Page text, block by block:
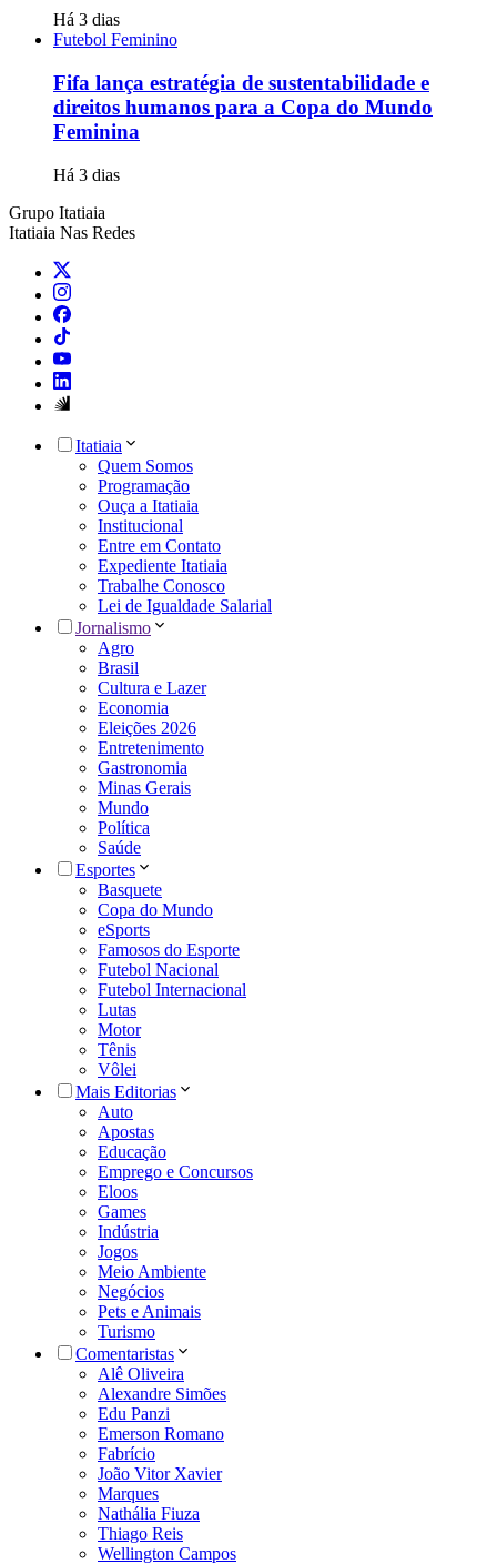
Há 3 dias
Futebol Feminino
Fifa lança estratégia de sustentabilidade e
direitos humanos para a Copa do Mundo
Feminina
Há 3 dias
Grupo Itatiaia
Itatiaia Nas Redes
Itatiaia
Quem Somos
Programação
Ouça a Itatiaia
Institucional
Entre em Contato
Expediente Itatiaia
Trabalhe Conosco
Lei de Igualdade Salarial
Jornalismo
Agro
Brasil
Cultura e Lazer
Economia
Eleições 2026
Entretenimento
Gastronomia
Minas Gerais
Mundo
Política
Saúde
Esportes
Basquete
Copa do Mundo
eSports
Famosos do Esporte
Futebol Nacional
Futebol Internacional
Lutas
Motor
Tênis
Vôlei
Mais Editorias
Auto
Apostas
Educação
Emprego e Concursos
Eloos
Games
Indústria
Jogos
Meio Ambiente
Negócios
Pets e Animais
Turismo
Comentaristas
Alê Oliveira
Alexandre Simões
Edu Panzi
Emerson Romano
Fabrício
João Vitor Xavier
Marques
Nathália Fiuza
Thiago Reis
Wellington Campos